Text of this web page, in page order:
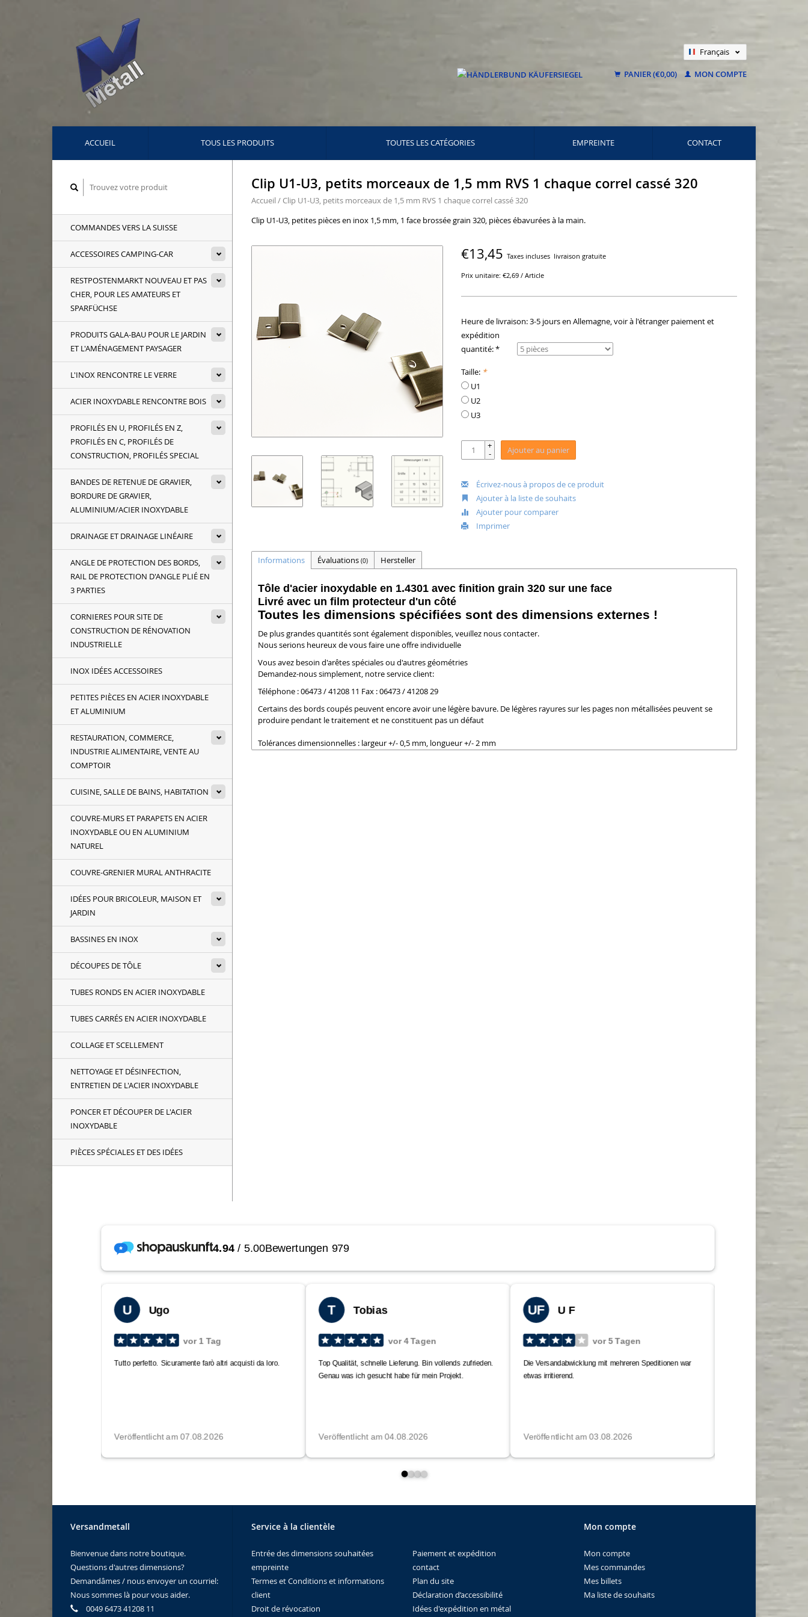
Français
Deutsch
PANIER (€0,00) MON COMPTE
ACCUEIL TOUS LES PRODUITS TOUTES LES CATÉGORIES EMPREINTE CONTACT
COMMANDES VERS LA SUISSE
ACCESSOIRES CAMPING-CAR
RESTPOSTENMARKT NOUVEAU ET PAS
CHER, POUR LES AMATEURS ET
SPARFÜCHSE
PRODUITS GALA-BAU POUR LE JARDIN
ET L'AMÉNAGEMENT PAYSAGER
L'INOX RENCONTRE LE VERRE
ACIER INOXYDABLE RENCONTRE BOIS
PROFILÉS EN U, PROFILÉS EN Z,
PROFILÉS EN C, PROFILÉS DE
CONSTRUCTION, PROFILÉS SPECIAL
BANDES DE RETENUE DE GRAVIER,
BORDURE DE GRAVIER,
ALUMINIUM/ACIER INOXYDABLE
DRAINAGE ET DRAINAGE LINÉAIRE
ANGLE DE PROTECTION DES BORDS,
RAIL DE PROTECTION D'ANGLE PLIÉ EN
3 PARTIES
CORNIERES POUR SITE DE
CONSTRUCTION DE RÉNOVATION
INDUSTRIELLE
INOX IDÉES ACCESSOIRES
PETITES PIÈCES EN ACIER INOXYDABLE
ET ALUMINIUM
RESTAURATION, COMMERCE,
INDUSTRIE ALIMENTAIRE, VENTE AU
COMPTOIR
CUISINE, SALLE DE BAINS, HABITATION
COUVRE-MURS ET PARAPETS EN ACIER
INOXYDABLE OU EN ALUMINIUM
NATUREL
COUVRE-GRENIER MURAL ANTHRACITE
IDÉES POUR BRICOLEUR, MAISON ET
JARDIN
BASSINES EN INOX
DÉCOUPES DE TÔLE
TUBES RONDS EN ACIER INOXYDABLE
TUBES CARRÉS EN ACIER INOXYDABLE
COLLAGE ET SCELLEMENT
NETTOYAGE ET DÉSINFECTION,
ENTRETIEN DE L'ACIER INOXYDABLE
PONCER ET DÉCOUPER DE L'ACIER
INOXYDABLE
PIÈCES SPÉCIALES ET DES IDÉES
Clip U1-U3, petits morceaux de 1,5 mm RVS 1 chaque correl cassé 320
Accueil / Clip U1-U3, petits morceaux de 1,5 mm RVS 1 chaque correl cassé 320
Clip U1-U3, petites pièces en inox 1,5 mm, 1 face brossée grain 320, pièces ébavurées à la main.
€13,45Taxes incluses livraison gratuite
Prix unitaire: €2,69 / Article
Heure de livraison: 3-5 jours en Allemagne, voir à l'étranger paiement et
expédition
quantité: *
Taille: *
U1
U2
U3
+
- Ajouter au panier
Écrivez-nous à propos de ce produit
Ajouter à la liste de souhaits
Ajouter pour comparer
Imprimer
Informations Évaluations (0) Hersteller
Tôle d'acier inoxydable en 1.4301 avec finition grain 320 sur une face
Livré avec un film protecteur d'un côté
Toutes les dimensions spécifiées sont des dimensions externes !
De plus grandes quantités sont également disponibles, veuillez nous contacter.
Nous serions heureux de vous faire une offre individuelle
Vous avez besoin d'arêtes spéciales ou d'autres géométries
Demandez-nous simplement, notre service client:
Téléphone : 06473 / 41208 11 Fax : 06473 / 41208 29
Certains des bords coupés peuvent encore avoir une légère bavure. De légères rayures sur les pages non métallisées peuvent se
produire pendant le traitement et ne constituent pas un défaut
Tolérances dimensionnelles : largeur +/- 0,5 mm, longueur +/- 2 mm
Versandmetall
Bienvenue dans notre boutique.
Questions d'autres dimensions?
Demandâmes / nous envoyer un courriel:
Nous sommes là pour vous aider.
0049 6473 41208 11
Service à la clientèle
Entrée des dimensions souhaitées
empreinte
Termes et Conditions et informations
client
Droit de révocation
Paiement et expédition
contact
Plan du site
Déclaration d’accessibilité
Idées d'expédition en métal
Mon compte
Mon compte
Mes commandes
Mes billets
Ma liste de souhaits